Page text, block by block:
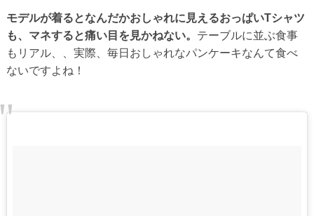
モデルが着るとなんだかおしゃれに見えるおっぱいTシャツ
も、マネすると痛い目を見かねない。 テーブルに並ぶ食事
もリアル、、実際、毎日おしゃれなパンケーキなんて食べ
ないですよね！